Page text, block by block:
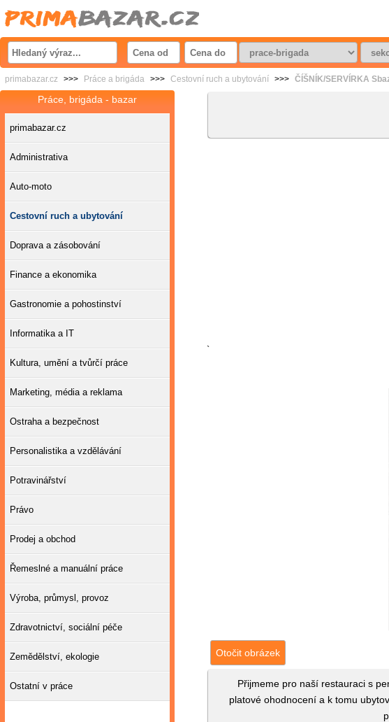
primabazar.cz >>> Práce a brigáda >>> Cestovní ruch a ubytování >>> ČÍŠNÍK/SERVÍRKA
`
Otočit obrázek
Přijmeme pro naší restauraci s
platové ohodnocení a k tomu
Práce, brigáda - bazar
primabazar.cz
Administrativa
Auto-moto
Cestovní ruch a ubytování
Doprava a zásobování
Finance a ekonomika
Gastronomie a pohostinství
Informatika a IT
Kultura, umění a tvůrčí práce
Marketing, média a reklama
Ostraha a bezpečnost
Personalistika a vzdělávání
Potravinářství
Právo
Prodej a obchod
Řemeslné a manuální práce
Výroba, průmysl, provoz
Zdravotnictví, sociální péče
Zemědělství, ekologie
Ostatní v práce